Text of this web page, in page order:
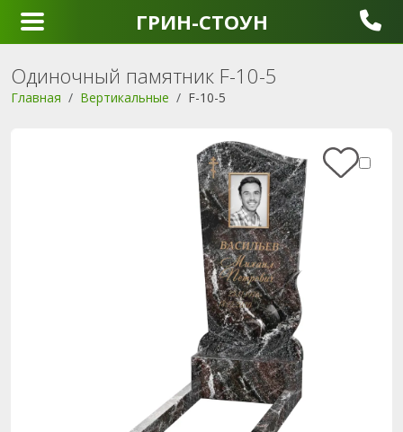
ГРИН-СТОУН
Одиночный памятник F-10-5
Главная Вертикальные F-10-5